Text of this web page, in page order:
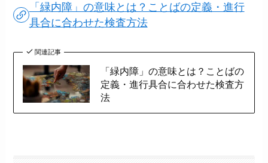
「緑内障」の意味とは？ことばの定義・進行
具合に合わせた検査方法
関連記事
「緑内障」の意味とは？ことばの
定義・進行具合に合わせた検査方
法